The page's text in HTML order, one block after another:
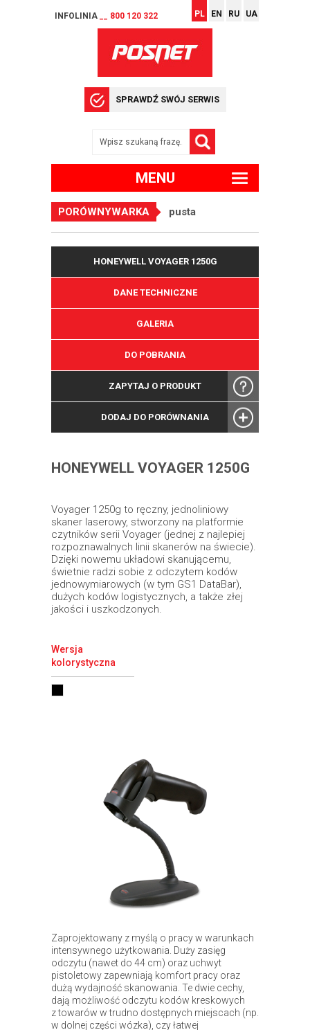
INFOLINIA __ 800 120 322 PL EN RU UA
SPRAWDŹ SWÓJ SERWIS
MENU
PORÓWNYWARKA pusta
HONEYWELL VOYAGER 1250G
DANE TECHNICZNE
GALERIA
DO POBRANIA
ZAPYTAJ O PRODUKT
DODAJ DO PORÓWNANIA
HONEYWELL VOYAGER 1250G
Voyager 1250g to ręczny, jednoliniowy
skaner laserowy, stworzony na platformie
czytników serii Voyager (jednej z najlepiej
rozpoznawalnych linii skanerów na świecie).
Dzięki nowemu układowi skanującemu,
świetnie radzi sobie z odczytem kodów
jednowymiarowych (w tym GS1 DataBar),
dużych kodów logistycznych, a także złej
jakości i uszkodzonych.
Wersja
kolorystyczna
Zaprojektowany z myślą o pracy w warunkach
intensywnego użytkowania. Duży zasięg
odczytu (nawet do 44 cm) oraz uchwyt
pistoletowy zapewniają komfort pracy oraz
dużą wydajność skanowania. Te dwie cechy,
dają możliwość odczytu kodów kreskowych
z towarów w trudno dostępnych miejscach (np.
w dolnej części wózka), czy łatwej